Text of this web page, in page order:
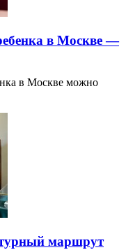
в Москве —
в Москве можно
маршрут